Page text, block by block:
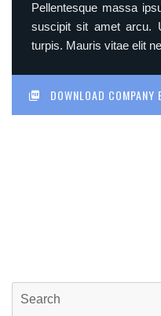
Pellentesque massa
suscipit sit amet arcu.
turpis. Mauris vitae elit
DOWNLOAD COMPANY